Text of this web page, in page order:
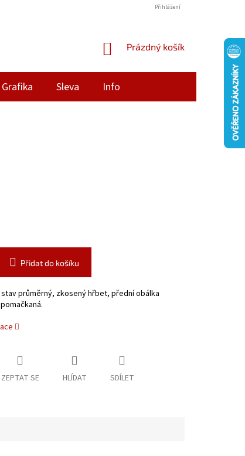
Přihlášení
NÁKUPNÍ
Prázdný košík
Grafika Sleva Info
Přidat do košíku
stav průměrný, zkosený hřbet, přední obálka
ZEPTAT SE HLÍDAT SDÍLET